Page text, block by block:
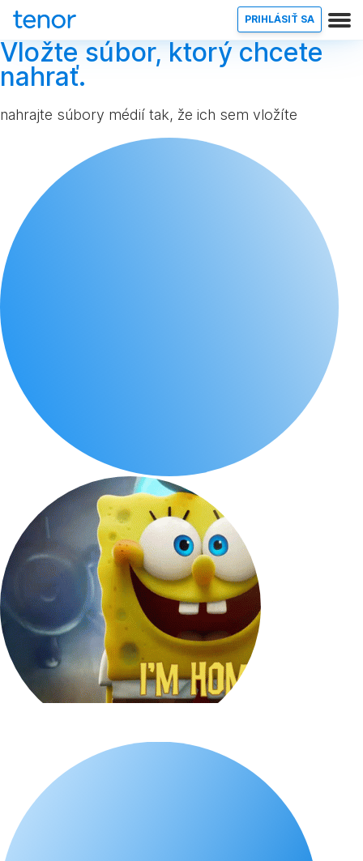
PRIHLÁSIŤ SA
Vložte súbor, ktorý chcete
nahrať.
nahrajte súbory médií tak, že ich sem vložíte